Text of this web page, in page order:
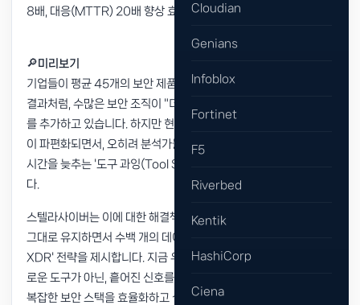
Cloudian
Genians
Infoblox
Fortinet
F5
Riverbed
Kentik
HashiCorp
Ciena
8배, 대응(MTTR) 20배 향상 효과 입증
🔎미리보기
기업들이 평균 45개의 보안 제품을 사용하고 있다는 가트너의 조사
결과처럼, 수많은 보안 조직이 "더 빠른 탐지"를 위해 계속해서 도구
를 추가하고 있습니다. 하지만 현실은 늘어난 도구만큼 콘솔과 알림
이 파편화되면서, 오히려 분석가들의 번아웃을 유발하고 침해 대응
시간을 늦추는 '도구 과잉(Tool Sprawl)' 리스크에 직면해 있습니
다.
스텔라사이버는 이에 대한 해결책으로 기존에 투자된 보안 자산을
그대로 유지하면서 수백 개의 데이터를 하나로 묶어주는 'Open
XDR' 전략을 제시합니다. 지금 우리 팀에게 필요한 것은 46번째 새
로운 도구가 아닌, 흩어진 신호를 하나로 꿰어줄 단일 가시성입니다.
복잡한 보안 스택을 효율화하고 실제 보안 성과를 가속화하는 스텔